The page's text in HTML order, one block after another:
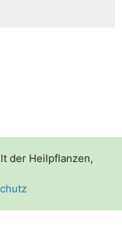
der Heilpflanzen,